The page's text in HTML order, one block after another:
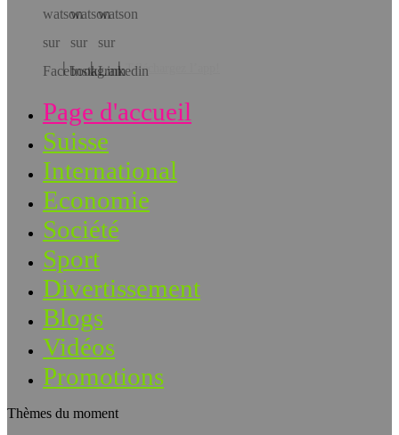
Téléchargez l’app!
Page d'accueil
Suisse
International
Economie
Société
Sport
Divertissement
Blogs
Vidéos
Promotions
Thèmes du moment